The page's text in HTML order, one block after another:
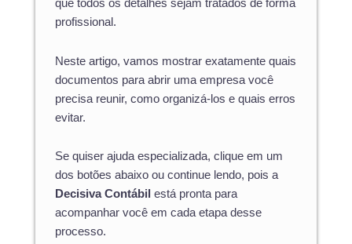
que todos os detalhes sejam tratados de forma
profissional.
Neste artigo, vamos mostrar exatamente quais
documentos para abrir uma empresa você
precisa reunir, como organizá-los e quais erros
evitar.
Se quiser ajuda especializada, clique em um
dos botões abaixo ou continue lendo, pois a
Decisiva Contábil está pronta para
acompanhar você em cada etapa desse
processo.